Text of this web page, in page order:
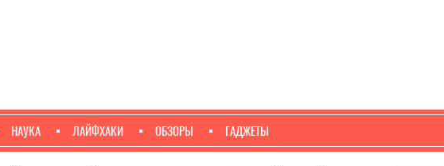
НАУКА ЛАЙФХАКИ ОБЗОРЫ ГАДЖЕТЫ